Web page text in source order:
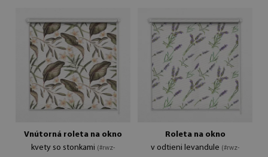
Vnútorná roleta na okno
kvety so stonkami (#rwz-
Roleta na okno
v odtieni levandule (#rwz-